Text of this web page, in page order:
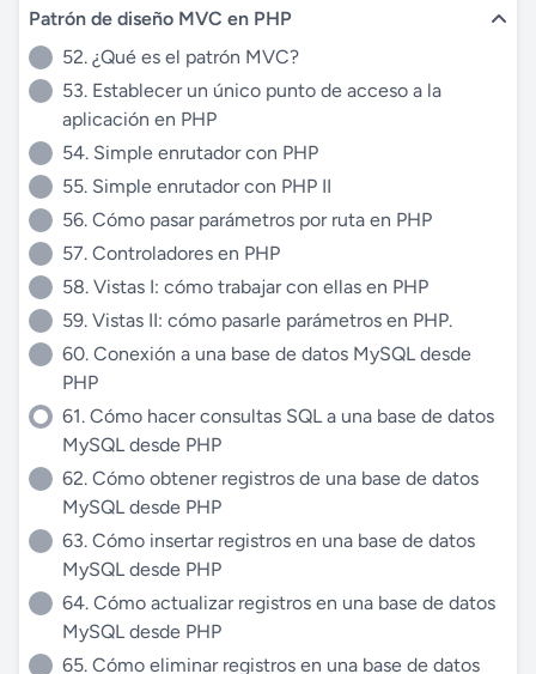
Patrón de diseño MVC en PHP
52. ¿Qué es el patrón MVC?
53. Establecer un único punto de acceso a la
aplicación en PHP
54. Simple enrutador con PHP
55. Simple enrutador con PHP II
56. Cómo pasar parámetros por ruta en PHP
57. Controladores en PHP
58. Vistas I: cómo trabajar con ellas en PHP
59. Vistas II: cómo pasarle parámetros en PHP.
60. Conexión a una base de datos MySQL desde
PHP
61. Cómo hacer consultas SQL a una base de datos
MySQL desde PHP
62. Cómo obtener registros de una base de datos
MySQL desde PHP
63. Cómo insertar registros en una base de datos
MySQL desde PHP
64. Cómo actualizar registros en una base de datos
MySQL desde PHP
65. Cómo eliminar registros en una base de datos